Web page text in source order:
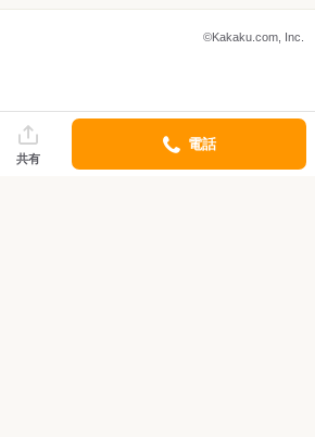
©Kakaku.com, Inc.
共有
電話